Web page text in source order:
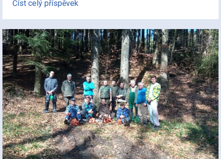
Číst celý příspěvek